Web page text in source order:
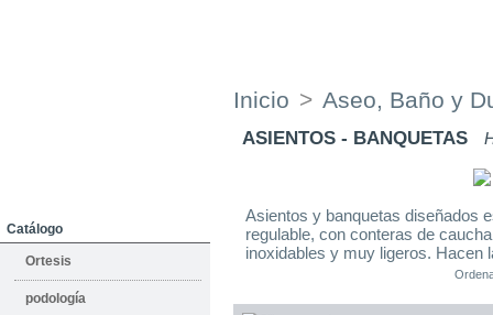
Catálogo
Ortesis
podología
Inicio > Aseo, Baño y
ASIENTOS - BANQUETAS
Asientos y banquetas diseñados
regulable, con conteras de
inoxidables y muy ligeros. Hacen